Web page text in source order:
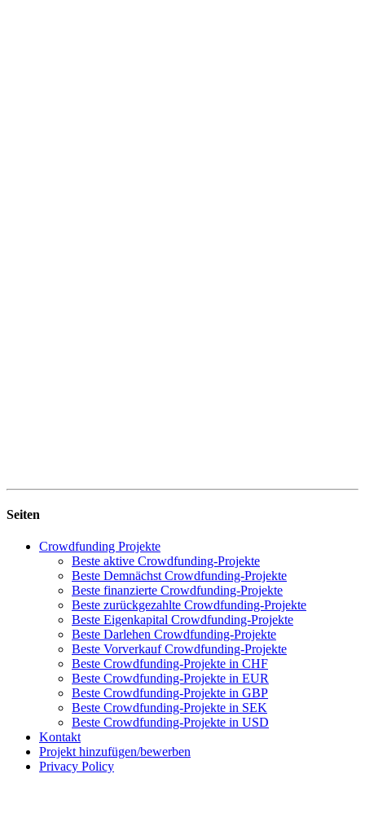
Seiten
Crowdfunding Projekte
Beste aktive Crowdfunding-Projekte
Beste Demnächst Crowdfunding-Projekte
Beste finanzierte Crowdfunding-Projekte
Beste zurückgezahlte Crowdfunding-Projekte
Beste Eigenkapital Crowdfunding-Projekte
Beste Darlehen Crowdfunding-Projekte
Beste Vorverkauf Crowdfunding-Projekte
Beste Crowdfunding-Projekte in CHF
Beste Crowdfunding-Projekte in EUR
Beste Crowdfunding-Projekte in GBP
Beste Crowdfunding-Projekte in SEK
Beste Crowdfunding-Projekte in USD
Kontakt
Projekt hinzufügen/bewerben
Privacy Policy